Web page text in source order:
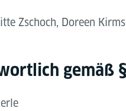
Zschoch, Doreen
gemäß